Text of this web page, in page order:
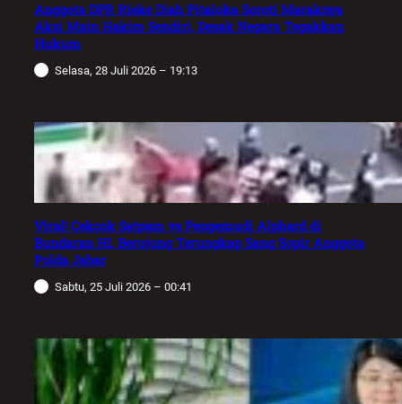
Anggota DPR Rieke Diah Pitaloka Soroti Maraknya
Aksi Main Hakim Sendiri, Desak Negara Tegakkan
Hukum
Selasa, 28 Juli 2026 – 19:13
Viral! Cekcok Satpam vs Pengemudi Alphard di
Bundaran HI, Berujung Terungkap Sang Sopir Anggota
Polda Jabar
Sabtu, 25 Juli 2026 – 00:41